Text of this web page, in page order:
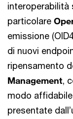
interoperabilità
particolare
emissione
di nuovi
ripensamento
Management,
modo
presentate